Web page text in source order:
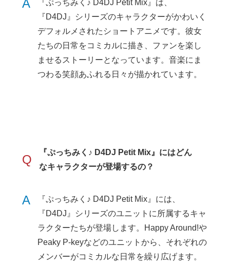
A
『ぷっちみく♪ D4DJ Petit Mix』は、
『D4DJ』シリーズのキャラクターがかわいく
デフォルメされたショートアニメです。彼女
たちの日常をコミカルに描き、ファンを楽し
ませるストーリーとなっています。音楽にま
つわる笑顔あふれる日々が描かれています。
Q
『ぷっちみく♪ D4DJ Petit Mix』にはどん
なキャラクターが登場するの？
A
『ぷっちみく♪ D4DJ Petit Mix』には、
『D4DJ』シリーズのユニットに所属するキャ
ラクターたちが登場します。Happy Around!や
Peaky P-keyなどのユニットから、それぞれの
メンバーがコミカルな日常を繰り広げます。